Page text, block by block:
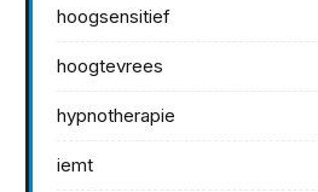
hoogsensitief
hoogtevrees
hypnotherapie
iemt